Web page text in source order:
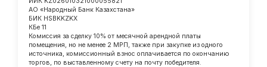
АО «Народный Банк Казахстана»
БИК HSBKKZKX
КБе 11
Комиссия за сделку 10% от месячной арендной платы
помещения, но не менее 2 МРП, также при закупке из одного
источника, комиссионный взнос оплачивается по окончанию
торгов, по выставленному счету на почту победителя.